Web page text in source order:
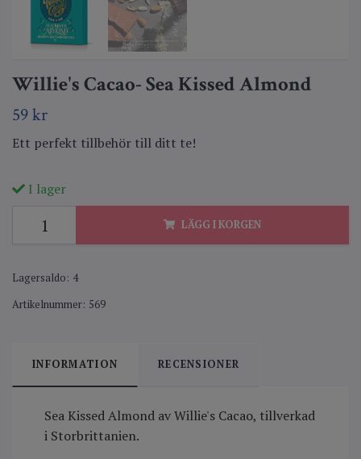
Willie's Cacao- Sea Kissed Almond
59 kr
Ett perfekt tillbehör till ditt te!
I lager
LÄGG I KORGEN
Lagersaldo: 4
Artikelnummer: 569
INFORMATION RECENSIONER
Sea Kissed Almond av Willie's Cacao, tillverkad
i Storbrittanien.